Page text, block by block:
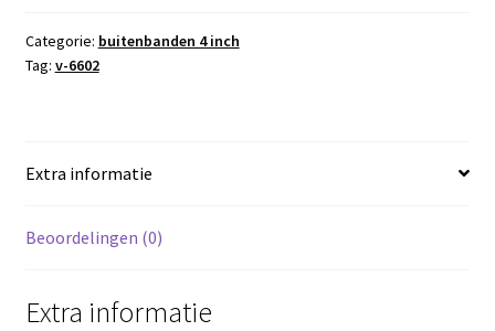
4
blokprofiel
tire
veloce
aantal
Categorie: buitenbanden 4 inch
Tag: v-6602
Extra informatie
Beoordelingen (0)
Extra informatie